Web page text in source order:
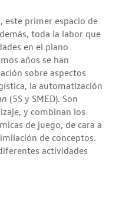
este primer espacio de
toda la labor que
en el plano
años se han
sobre aspectos
la automatización
(5S y SMED). Son
y combinan los
de juego, de cara a
de conceptos.
actividades